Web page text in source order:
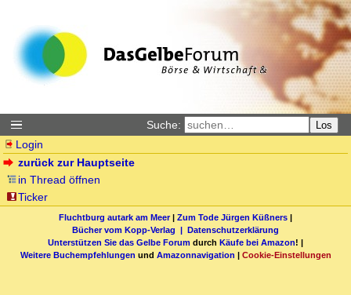
Suche: Los
Login
zurück zur Hauptseite
in Thread öffnen
Ticker
Fluchtburg autark am Meer| Zum Tode Jürgen Küßners |
Bücher vom Kopp-Verlag | Datenschutzerklärung
Unterstützen Sie das Gelbe Forum durch Käufe bei Amazon! |
Weitere Buchempfehlungen und Amazonnavigation | Cookie-Einstellungen